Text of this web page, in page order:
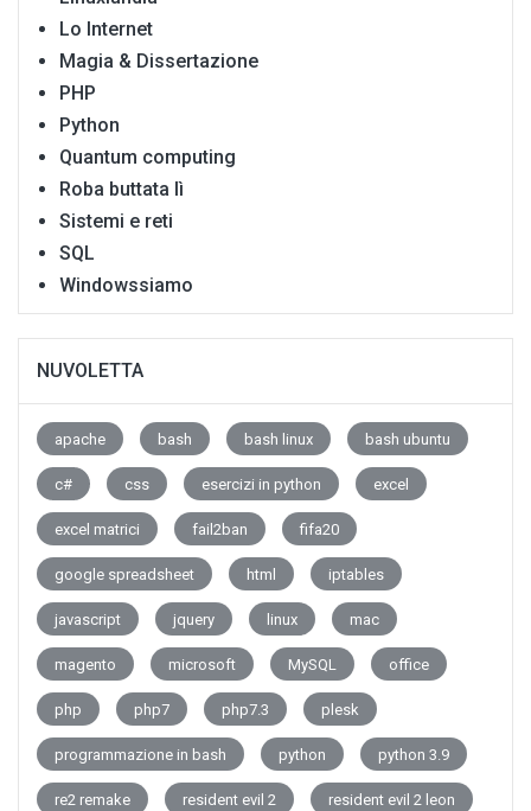
Lo Internet
Magia & Dissertazione
PHP
Python
Quantum computing
Roba buttata lì
Sistemi e reti
SQL
Windowssiamo
NUVOLETTA
apache bash bash linux bash ubuntu
c# css esercizi in python excel
excel matrici fail2ban fifa20
google spreadsheet html iptables
javascript jquery linux mac
magento microsoft MySQL office
php php7 php7.3 plesk
programmazione in bash python python 3.9
re2 remake resident evil 2 resident evil 2 leon